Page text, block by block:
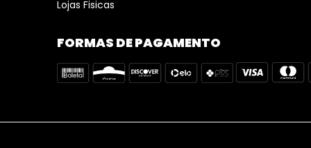
Lojas Fisicas
FORMAS DE PAGAMENTO